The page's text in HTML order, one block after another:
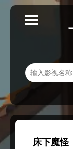
床下魔怪